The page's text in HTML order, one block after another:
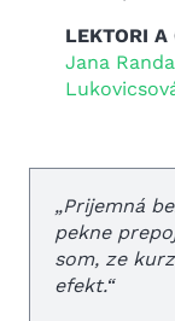
LEKTORI A
Jana Randa
„Prijemná
pekne
som, ze
efekt.“